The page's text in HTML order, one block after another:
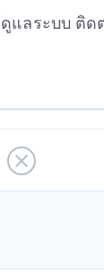
แลระบบ ติด